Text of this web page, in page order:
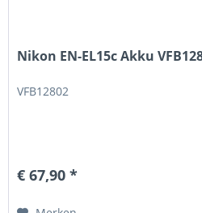
Nikon EN-EL15c Akku
VFB12802
€ 67,90 *